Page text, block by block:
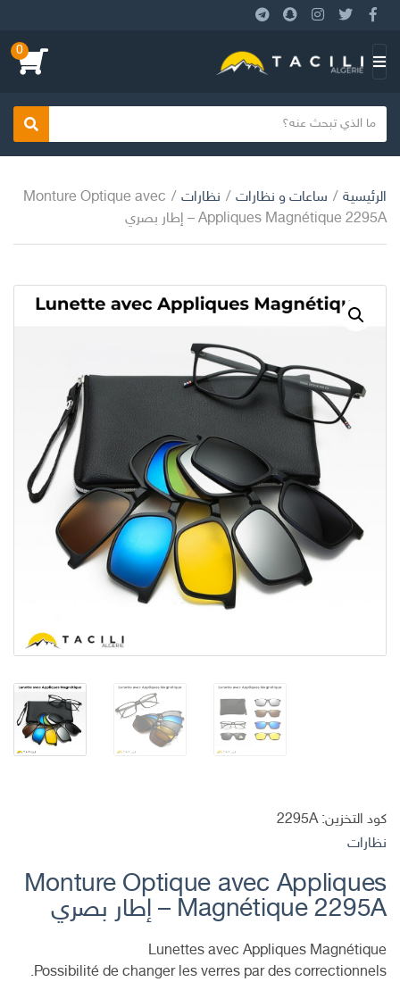
ق
ئ
س
ص
ا
بحث
0
الرئيسية / ساعات و نظارات / نظارات /
Monture Optique avec
Appliques Magnétique 2295A – إطار بصري
كود التخزين:2295A
نظارات
Monture Optique avec Appliques
Magnétique 2295A – إطار بصري
Lunettes avec Appliques Magnétique
Possibilité de changer les verres par des correctionnels.